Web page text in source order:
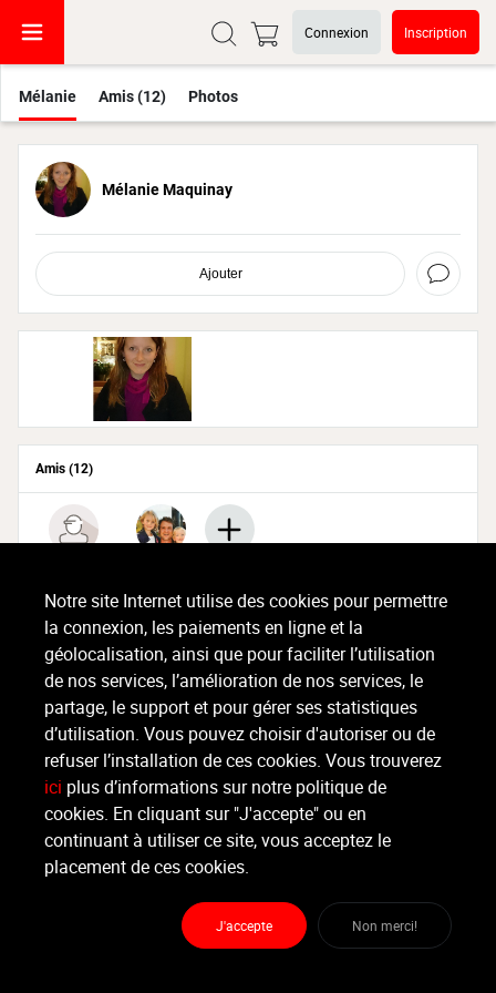
Connexion Inscription
Mélanie Amis (12) Photos
Mélanie Maquinay
Ajouter
Amis (12)
21:39 Mélanie Maquinay
Inscription au cours
Notre site Internet utilise des cookies pour permettre
la connexion, les paiements en ligne et la
géolocalisation, ainsi que pour faciliter l’utilisation
de nos services, l’amélioration de nos services, le
partage, le support et pour gérer ses statistiques
d’utilisation. Vous pouvez choisir d'autoriser ou de
refuser l’installation de ces cookies. Vous trouverez
ici plus d’informations sur notre politique de
cookies. En cliquant sur "J'accepte" ou en
continuant à utiliser ce site, vous acceptez le
placement de ces cookies.
J'accepte Non merci!